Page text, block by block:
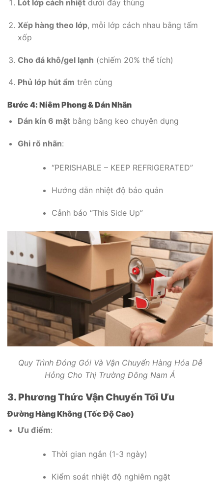
Lót lớp cách nhiệtdưới đáy thùng
Xếp hàng theo lớp, mỗi lớp cách nhau bằng tấm
xốp
Cho đá khô/gel lạnh (chiếm 20% thể tích)
Phủ lớp hút ẩm trên cùng
Bước 4: Niêm Phong & Dán Nhãn
Dán kín 6 mặtbằng băng keo chuyên dụng
Ghi rõ nhãn:
“PERISHABLE – KEEP REFRIGERATED”
Hướng dẫn nhiệt độ bảo quản
Cảnh báo “This Side Up”
Quy Trình Đóng Gói Và Vận Chuyển Hàng Hóa Dễ
Hỏng Cho Thị Trường Đông Nam Á
3. Phương Thức Vận Chuyển Tối Ưu
Đường Hàng Không (Tốc Độ Cao)
Ưu điểm:
Thời gian ngắn (1-3 ngày)
Kiểm soát nhiệt độ nghiêm ngặt